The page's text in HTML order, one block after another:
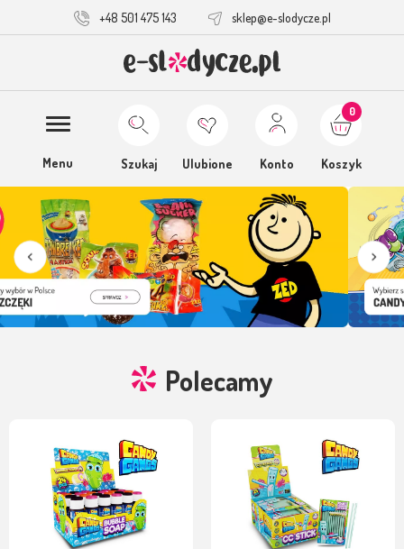
+48 501 475 143 sklep@e-slodycze.pl
Menu Szukaj Ulubione Konto Koszyk
0
Polecamy